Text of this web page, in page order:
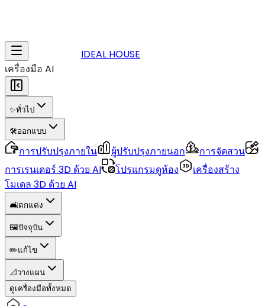
IDEAL HOUSE
เครื่องมือ AI
✨ทั่วไป
🛠️ออกแบบ
การปรับปรุงภายใน ผู้ปรับปรุงภายนอก
การจัดสวน
การเรนเดอร์ 3D ด้วย AI
โปรแกรมดูห้อง
เครื่องสร้าง
โมเดล 3D ด้วย AI
🛋️ตกแต่ง
🖼️ปัจจุบัน
✏️แก้ไข
📐วางแผน
ดูเครื่องมือทั้งหมด